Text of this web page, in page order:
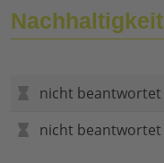
Nachhaltigkeit
nicht beantwortet
nicht beantwortet